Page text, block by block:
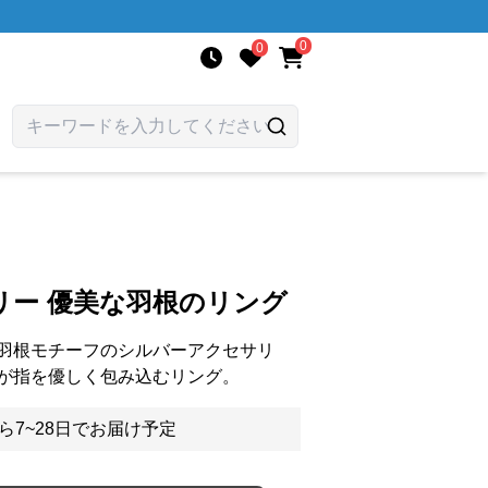
0 0
ー 優美な羽根のリング
根モチーフのシルバーアクセサリ
指を優しく包み込むリング。
7~28日でお届け予定